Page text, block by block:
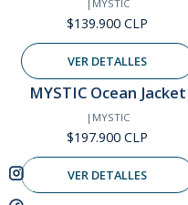
| MYSTIC
$139.900 CLP
VER DETALLES
Agotado
MYSTIC Ocean Jacket
| MYSTIC
$197.900 CLP
VER DETALLES